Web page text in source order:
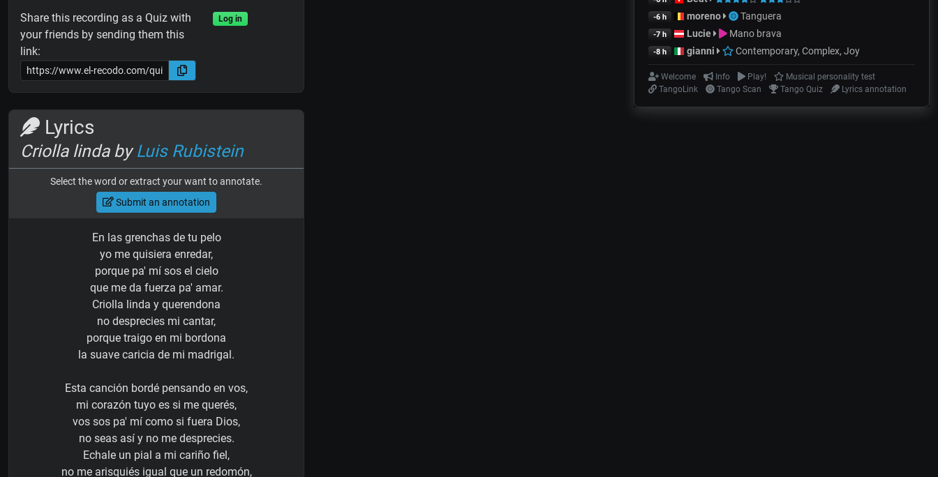
Share this recording as a Quiz with
your friends by sending them this
link:
Log in
Lyrics
Criolla linda byLuis Rubistein
Select the word or extract your want to annotate.
Submit an annotation
En las grenchas de tu pelo
yo me quisiera enredar,
porque pa' mí sos el cielo
que me da fuerza pa' amar.
Criolla linda y querendona
no desprecies mi cantar,
porque traigo en mi bordona
la suave caricia de mi madrigal.
Esta canción bordé pensando en vos,
mi corazón tuyo es si me querés,
vos sos pa' mí como si fuera Dios,
no seas así y no me desprecies.
Echale un pial a mi cariño fiel,
no me arisquiés igual que un redomón,
-6 h moreno Tanguera
-7 h Lucie Mano brava
-8 h gianni Contemporary, Complex, Joy
Welcome Info Play!
Musical personality test
TangoLink
Tango Scan Tango Quiz Lyrics annotation